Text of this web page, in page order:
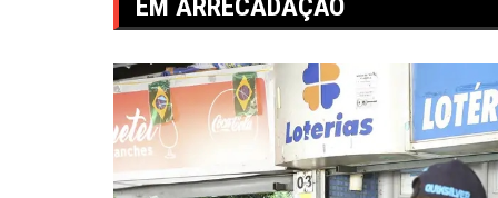
EM ARRECADAÇÃO